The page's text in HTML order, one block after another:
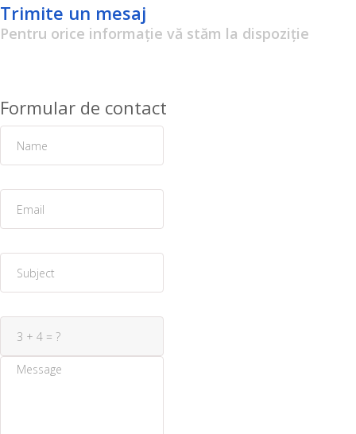
Trimite un mesaj
Pentru orice informație vă stăm la dispoziție
Formular de contact